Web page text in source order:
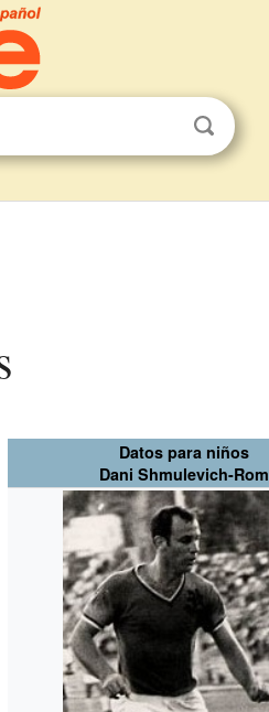
Datos para niños
Dani Shmulevich-Rom